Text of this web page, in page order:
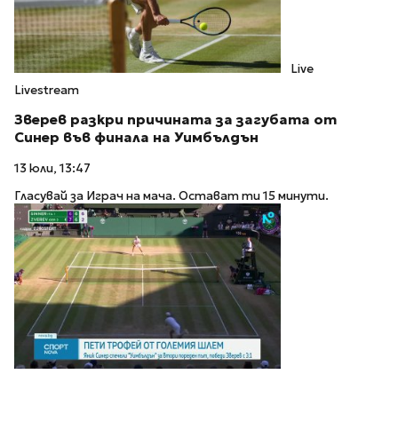
Live
Livestream
Зверев разкри причината за загубата от
Синер във финала на Уимбълдън
13 юли, 13:47
Гласувай за Играч на мача. Остават ти 15 минути.